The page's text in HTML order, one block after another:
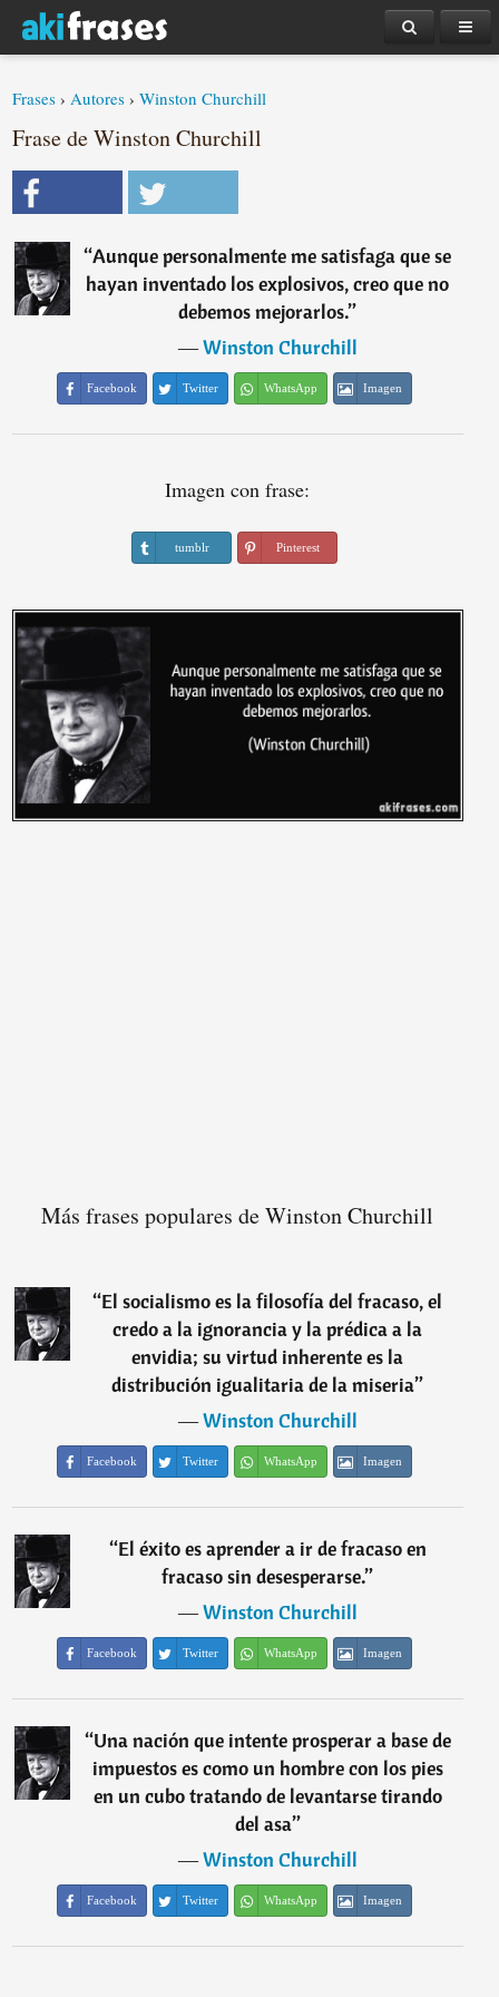
Frases ›Autores ›Winston Churchill
Frase de Winston Churchill
“Aunque personalmente me satisfaga que se
hayan inventado los explosivos, creo que no
debemos mejorarlos.”
―Winston Churchill
Facebook Twitter WhatsApp Imagen
Imagen con frase:
tumblr Pinterest
Más frases populares de Winston Churchill
“El socialismo es la filosofía del fracaso, el
credo a la ignorancia y la prédica a la
envidia; su virtud inherente es la
distribución igualitaria de la miseria”
―Winston Churchill
Facebook Twitter WhatsApp Imagen
“El éxito es aprender a ir de fracaso en
fracaso sin desesperarse.”
―Winston Churchill
Facebook Twitter WhatsApp Imagen
“Una nación que intente prosperar a base de
impuestos es como un hombre con los pies
en un cubo tratando de levantarse tirando
del asa”
―Winston Churchill
Facebook Twitter WhatsApp Imagen